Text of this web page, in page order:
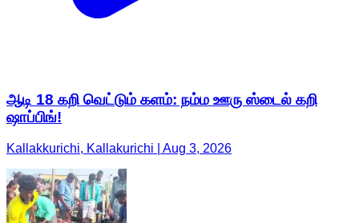
ஆடி 18 கறி வெட்டும் களம்: நம்ம ஊரு ஸ்டைல் கறி
ஷாப்பிங்!
Kallakkurichi, Kallakurichi | Aug 3, 2026